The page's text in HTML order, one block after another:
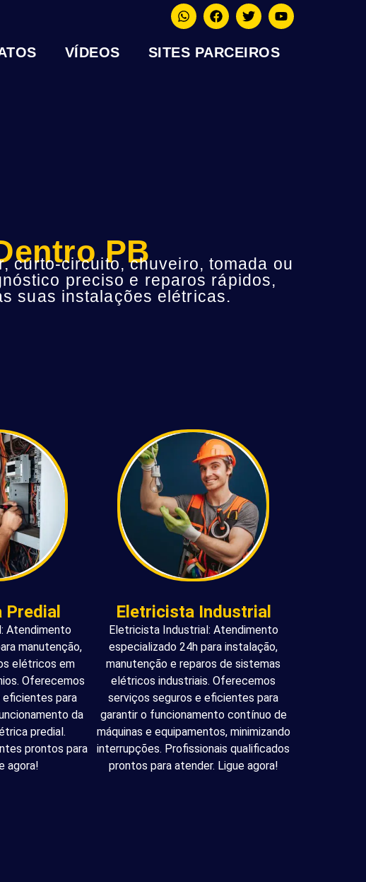
VÍDEOS SITES PARCEIROS
PB
curto-circuito, chuveiro, tomada ou
preciso e reparos rápidos,
suas instalações elétricas.
Predial
Atendimento
manutenção,
elétricos em
Oferecemos
para
da
predial.
prontos para
agora!
Eletricista Industrial
Eletricista Industrial: Atendimento
especializado 24h para instalação,
manutenção e reparos de sistemas
elétricos industriais. Oferecemos
serviços seguros e eficientes para
garantir o funcionamento contínuo de
máquinas e equipamentos, minimizando
interrupções. Profissionais qualificados
prontos para atender. Ligue agora!